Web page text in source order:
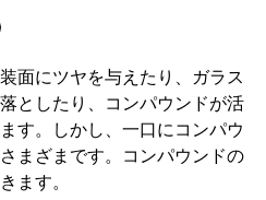
面にツヤを与えたり、ガラス
としたり、コンパウンドが活
す。しかし、一口にコンパウ
まざまです。コンパウンドの
ます。